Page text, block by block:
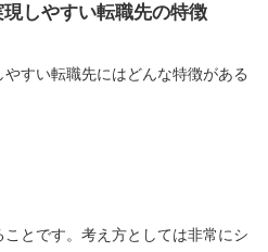
しやすい転職先の特徴
すい転職先にはどんな特徴がある
ことです。考え方としては非常にシ